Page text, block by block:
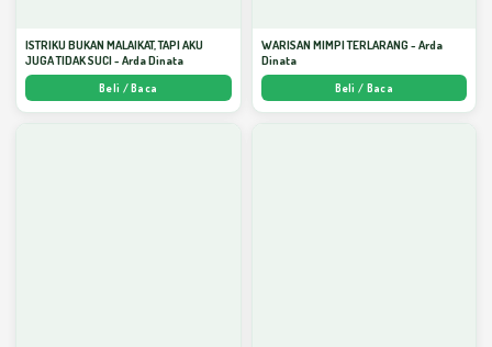
ISTRIKU BUKAN MALAIKAT, TAPI AKU
JUGA TIDAK SUCI - Arda Dinata
Beli / Baca
WARISAN MIMPI TERLARANG - Arda
Dinata
Beli / Baca